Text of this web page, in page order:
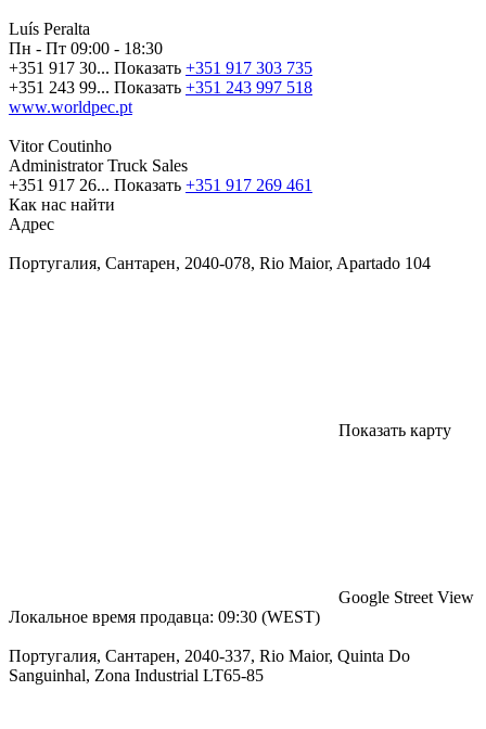
Luís Peralta
Пн - Пт 09:00 - 18:30
+351 917 30... Показать +351 917 303 735
+351 243 99... Показать +351 243 997 518
www.worldpec.pt
Vitor Coutinho
Administrator Truck Sales
+351 917 26... Показать +351 917 269 461
Как нас найти
Адрес
Португалия, Сантарен, 2040-078, Rio Maior, Apartado 104
Показать карту
Google Street View
Локальное время продавца: 09:30 (WEST)
Португалия, Сантарен, 2040-337, Rio Maior, Quinta Do
Sanguinhal, Zona Industrial LT65-85